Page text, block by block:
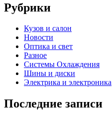
Рубрики
Кузов и салон
Новости
Оптика и свет
Разное
Системы Охлаждения
Шины и диски
Электрика и электроника
Последние записи